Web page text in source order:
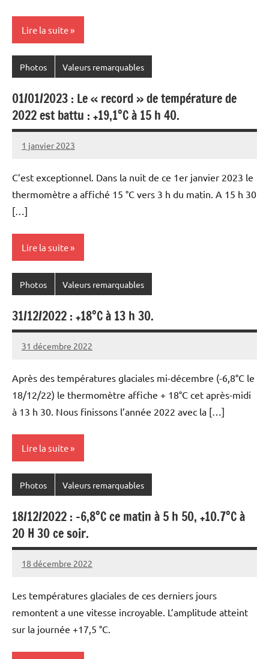
Lire la suite
Photos Valeurs remarquables
01/01/2023 : Le « record » de température de
2022 est battu : +19,1°C à 15 h 40.
1 janvier 2023
Patrice
C’est exceptionnel. Dans la nuit de ce 1er janvier 2023 le
thermomètre a affiché 15 °C vers 3 h du matin. A 15 h 30
[…]
Lire la suite
Photos Valeurs remarquables
31/12/2022 : +18°C à 13 h 30.
31 décembre 2022
Patrice
Après des températures glaciales mi-décembre (-6,8°C le
18/12/22) le thermomètre affiche + 18°C cet après-midi
à 13 h 30. Nous finissons l’année 2022 avec la […]
Lire la suite
Photos Valeurs remarquables
18/12/2022 : -6,8°C ce matin à 5 h 50, +10.7°C à
20 H 30 ce soir.
18 décembre 2022
Patrice
Les températures glaciales de ces derniers jours
remontent a une vitesse incroyable. L’amplitude atteint
sur la journée +17,5 °C.